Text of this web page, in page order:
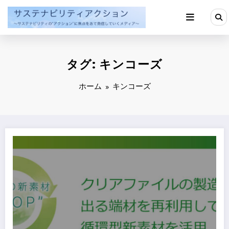
ン
タグ: キンコーズ
ホーム キンコーズ